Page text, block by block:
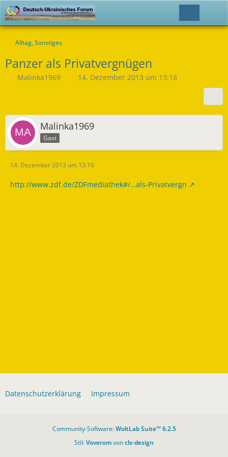
Alltag, Sonstiges
Panzer als Privatvergnügen
Malinka1969 14. Dezember 2013 um 13:16
Malinka1969
Gast
14. Dezember 2013 um 13:16
http://www.zdf.de/ZDFmediathek#/…als-Privatvergn
Datenschutzerklärung Impressum
Community-Software:WoltLab Suite™ 6.2.5
Stil:Voveromvoncls-design